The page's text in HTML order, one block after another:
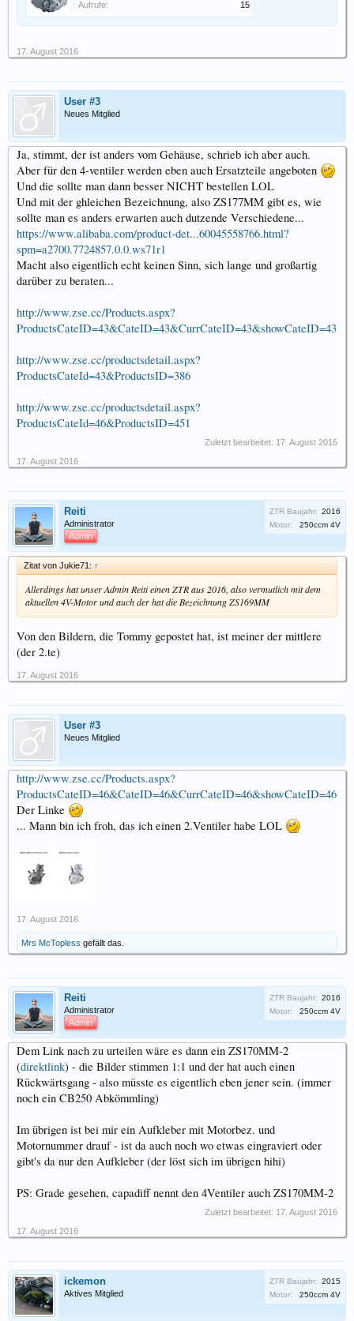
Aufrufe: 15
17. August 2016
User #3
Neues Mitglied
Ja, stimmt, der ist anders vom Gehäuse, schrieb ich aber auch.
Aber für den 4-ventiler werden eben auch Ersatzteile angeboten
Und die sollte man dann besser NICHT bestellen LOL
Und mit der ghleichen Bezeichnung, also ZS177MM gibt es, wie
sollte man es anders erwarten auch dutzende Verschiedene...
https://www.alibaba.com/product-det...60045558766.html?
spm=a2700.7724857.0.0.ws71r1
Macht also eigentlich echt keinen Sinn, sich lange und großartig
darüber zu beraten...
http://www.zse.cc/Products.aspx?
ProductsCateID=43&CateID=43&CurrCateID=43&showCateID=43
http://www.zse.cc/productsdetail.aspx?
ProductsCateId=43&ProductsID=386
http://www.zse.cc/productsdetail.aspx?
ProductsCateId=46&ProductsID=451
Zuletzt bearbeitet: 17. August 2016
17. August 2016
Reiti
Administrator
Admin
ZTR Baujahr: 2016
Motor:
250ccm 4V
Zitat von Jukie71: ↑
Allerdings hat unser Admin Reiti einen ZTR aus 2016, also vermutlich mit dem
aktuellen 4V-Motor und auch der hat die Bezeichnung ZS169MM
Von den Bildern, die Tommy gepostet hat, ist meiner der mittlere
(der 2.te)
17. August 2016
User #3
Neues Mitglied
http://www.zse.cc/Products.aspx?
ProductsCateID=46&CateID=46&CurrCateID=46&showCateID=46
Der Linke
... Mann bin ich froh, das ich einen 2.Ventiler habe LOL
17. August 2016
Mrs McTopless gefällt das.
Reiti
Administrator
Admin
ZTR Baujahr: 2016
Motor:
250ccm 4V
Dem Link nach zu urteilen wäre es dann ein ZS170MM-2
(direktlink) - die Bilder stimmen 1:1 und der hat auch einen
Rückwärtsgang - also müsste es eigentlich eben jener sein. (immer
noch ein CB250 Abkömmling)
Im übrigen ist bei mir ein Aufkleber mit Motorbez. und
Motornummer drauf - ist da auch noch wo etwas eingraviert oder
gibt's da nur den Aufkleber (der löst sich im übrigen hihi)
PS: Grade gesehen, capadiff nennt den 4Ventiler auch ZS170MM-2
Zuletzt bearbeitet: 17. August 2016
17. August 2016
ickemon
Aktives Mitglied
ZTR Baujahr: 2015
Motor:
250ccm 4V